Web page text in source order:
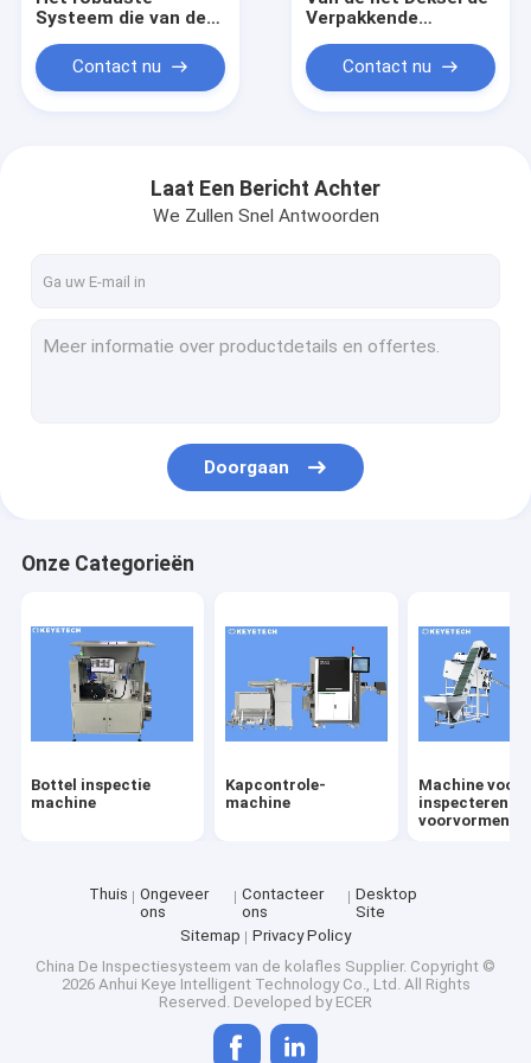
Fabrieksreis
Contacteer ons
Nieuws
Kapcontrole-machine
Machine voor het inspecteren van voorvormen
IML-inspectiemachine
Systeem die van de
Condensatortekorten
van Film ontdekken
Contact nu
Verpakkende
drankwijn Dekking van
het het
Contact nu
Laat Een Bericht Achter
We Zullen Snel Antwoorden
Doorgaan
Onze Categorieën
Bottel inspectie
machine
Kapcontrole-
machine
Machine voor
inspecteren
voorvormen
Thuis
Ongeveer
ons
Contacteer
ons
Desktop
Site
Sitemap
Privacy Policy
China De Inspectiesysteem van de kolafles Supplier. Copyright ©
2026 Anhui Keye Intelligent Technology Co., Ltd. All Rights
Reserved. Developed by ECER